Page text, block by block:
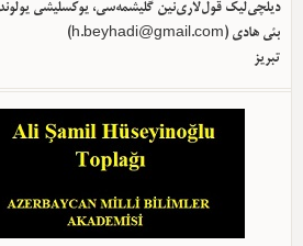
دیلچی‌لیک قول‌لاری‌نین گلیشمه‌سی، یوکسلیشی
بئی هادی (h.beyhadi@gmail.com
)
تبریز